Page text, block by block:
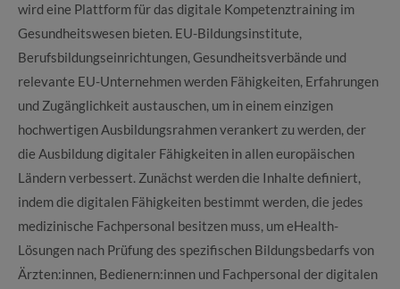
wird eine Plattform für das digitale Kompetenztraining im
Gesundheitswesen bieten. EU-Bildungsinstitute,
Berufsbildungseinrichtungen, Gesundheitsverbände und
relevante EU-Unternehmen werden Fähigkeiten, Erfahrungen
und Zugänglichkeit austauschen, um in einem einzigen
hochwertigen Ausbildungsrahmen verankert zu werden, der
die Ausbildung digitaler Fähigkeiten in allen europäischen
Ländern verbessert. Zunächst werden die Inhalte definiert,
indem die digitalen Fähigkeiten bestimmt werden, die jedes
medizinische Fachpersonal besitzen muss, um eHealth-
Lösungen nach Prüfung des spezifischen Bildungsbedarfs von
Ärzten:innen, Bedienern:innen und Fachpersonal der digitalen